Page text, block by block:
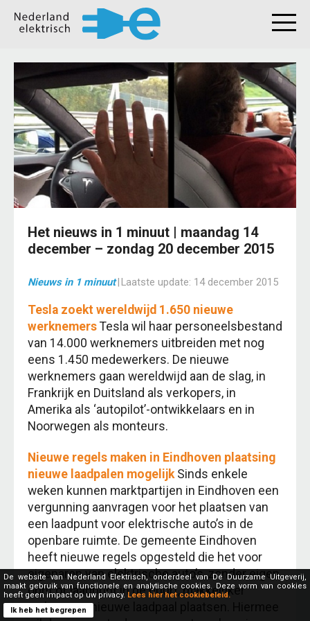
Het nieuws in 1 minuut | maandag 14
december – zondag 20 december 2015
Nieuws in 1 minuut|Laatste update: 14 december 2015
Tesla zoekt wereldwijd 1.650 nieuwe
werknemers Tesla wil haar personeelsbestand
van 14.000 werknemers uitbreiden met nog
eens 1.450 medewerkers. De nieuwe
werknemers gaan wereldwijd aan de slag, in
Frankrijk en Duitsland als verkopers, in
Amerika als ‘autopilot’-ontwikkelaars en in
Noorwegen als monteurs.
Nieuwe regels maken in Eindhoven plaatsing
nieuwe laadpalen mogelijk Sinds enkele
weken kunnen marktpartijen in Eindhoven een
vergunning aanvragen voor het plaatsen van
een laadpunt voor elektrische auto’s in de
openbare ruimte. De gemeente Eindhoven
heeft nieuwe regels opgesteld die het voor
eigenaren van elektrische auto’s, zonder eigen
oprit of laadpunt in de buurt, makkelijker
maken een nieuwe laadpaal plaatsen. Hiermee
De website van Nederland Elektrisch, onderdeel van Dé Duurzame Uitgeverij,
maakt gebruik van functionele en analytische cookies. Deze vorm van cookies
heeft geen impact op uw privacy. Lees hier het cookiebeleid.
Ik heb het begrepen